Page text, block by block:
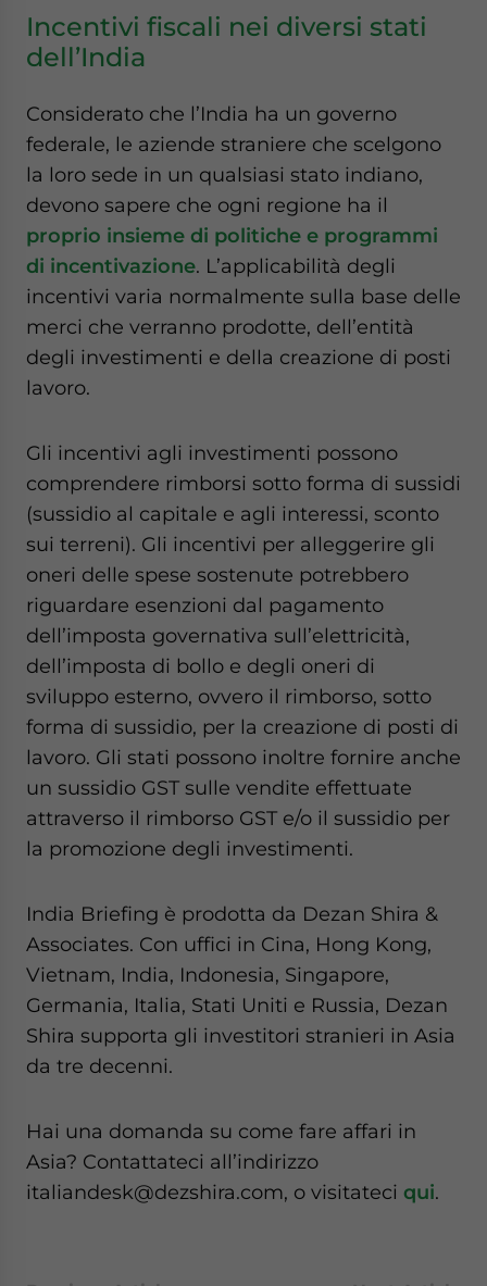
Incentivi fiscali nei diversi stati
dell’India
Considerato che l’India ha un governo
federale, le aziende straniere che scelgono
la loro sede in un qualsiasi stato indiano,
devono sapere che ogni regione ha il
proprio insieme di politiche e programmi
di incentivazione. L’applicabilità degli
incentivi varia normalmente sulla base delle
merci che verranno prodotte, dell’entità
degli investimenti e della creazione di posti
lavoro.
Gli incentivi agli investimenti possono
comprendere rimborsi sotto forma di sussidi
(sussidio al capitale e agli interessi, sconto
sui terreni). Gli incentivi per alleggerire gli
oneri delle spese sostenute potrebbero
riguardare esenzioni dal pagamento
dell’imposta governativa sull’elettricità,
dell’imposta di bollo e degli oneri di
sviluppo esterno, ovvero il rimborso, sotto
forma di sussidio, per la creazione di posti di
lavoro. Gli stati possono inoltre fornire anche
un sussidio GST sulle vendite effettuate
attraverso il rimborso GST e/o il sussidio per
la promozione degli investimenti.
India Briefing è prodotta da Dezan Shira &
Associates. Con uffici in Cina, Hong Kong,
Vietnam, India, Indonesia, Singapore,
Germania, Italia, Stati Uniti e Russia, Dezan
Shira supporta gli investitori stranieri in Asia
da tre decenni.
Hai una domanda su come fare affari in
Asia? Contattateci all’indirizzo
italiandesk@dezshira.com, o visitateci qui.